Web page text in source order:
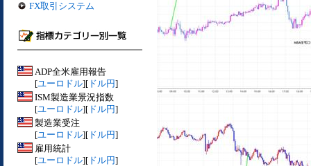
FX取引システム
ADP全米雇用報告
[ユーロドル][ ドル円]
ISM製造業景況指数
[ユーロドル][ ドル円]
製造業受注
[ユーロドル][ ドル円]
雇用統計
[ユーロドル][ ドル円]